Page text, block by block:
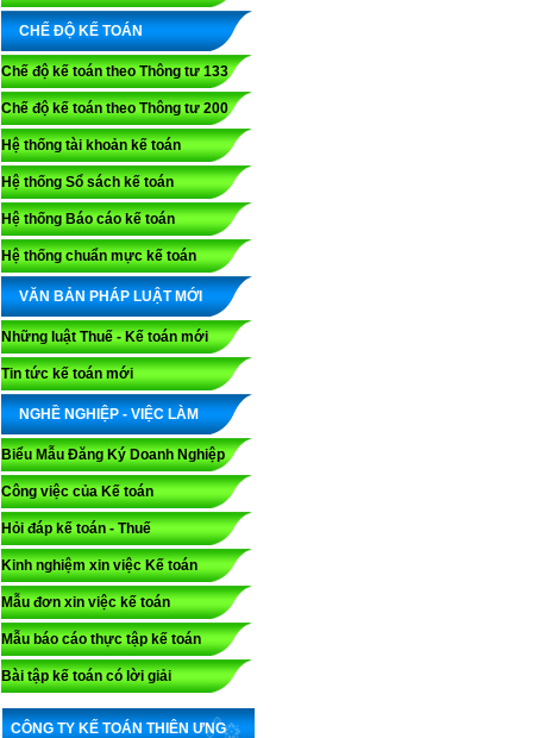
CHẾ ĐỘ KẾ TOÁN
Chế độ kế toán theo Thông tư 133
Chế độ kế toán theo Thông tư 200
Hệ thống tài khoản kế toán
Hệ thống Sổ sách kế toán
Hệ thống Báo cáo kế toán
Hệ thống chuẩn mực kế toán
VĂN BẢN PHÁP LUẬT MỚI
Những luật Thuế - Kế toán mới
Tin tức kế toán mới
NGHỀ NGHIỆP - VIỆC LÀM
Biểu Mẫu Đăng Ký Doanh Nghiệp
Công việc của Kế toán
Hỏi đáp kế toán - Thuế
Kinh nghiệm xin việc Kế toán
Mẫu đơn xin việc kế toán
Mẫu báo cáo thực tập kế toán
Bài tập kế toán có lời giải
CÔNG TY KẾ TOÁN THIÊN ƯNG